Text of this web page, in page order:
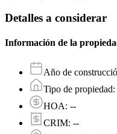
Detalles a considerar
Información de la
Año de
Tipo de propiedad:
HOA: --
CRIM: --